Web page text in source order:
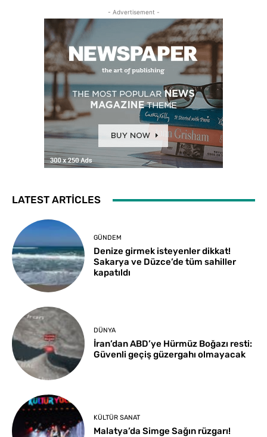
- Advertisement -
LATEST ARTICLES
GÜNDEM
Denize girmek isteyenler dikkat!
Sakarya ve Düzce’de tüm sahiller
kapatıldı
DÜNYA
İran’dan ABD’ye Hürmüz Boğazı resti:
Güvenli geçiş güzergahı olmayacak
KÜLTÜR SANAT
Malatya’da Simge Sağın rüzgarı!